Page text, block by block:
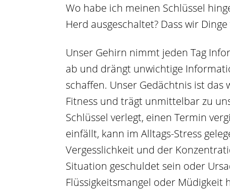
Wo habe ich meinen Schlüssel
Herd ausgeschaltet? Dass wir
Unser Gehirn nimmt jeden Tag
ab und drängt unwichtige
schaffen. Unser Gedächtnis ist
Fitness und trägt unmittelbar zu
Schlüssel verlegt, einen Termin
einfällt, kann im Alltags-Stress
Vergesslichkeit und der
Situation geschuldet sein oder
Flüssigkeitsmangel oder